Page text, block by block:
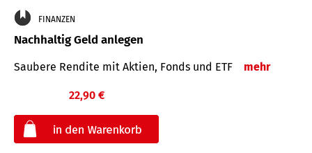
FINANZEN
Nachhaltig Geld anlegen
Saubere Rendite mit Aktien, Fonds und ETF mehr
22,90 €